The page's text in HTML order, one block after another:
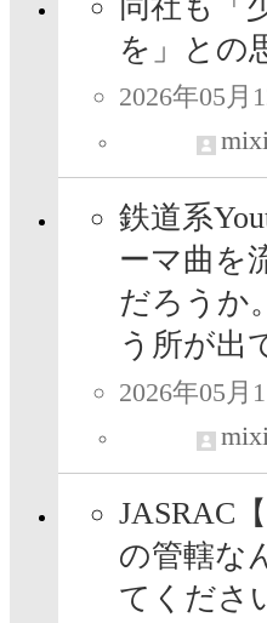
を」との
2026年05月
鉄道系
ーマ曲を
だろうか
う所が出
2026年05月
JASRAC
の管轄な
てくださ